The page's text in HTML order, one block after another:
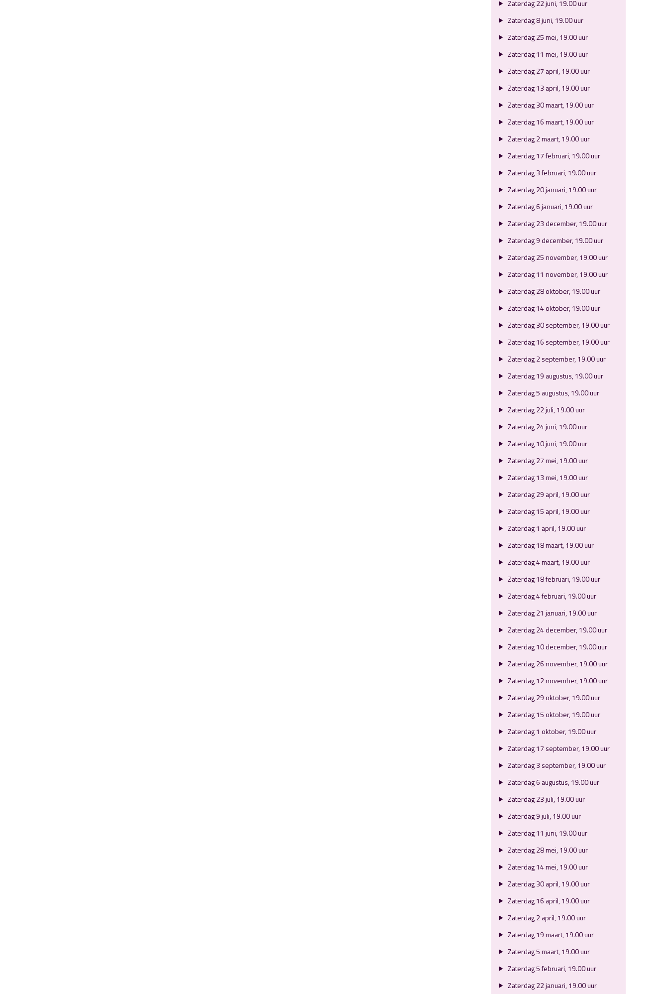
Zaterdag 22 juni, 19.00 uur
Zaterdag 8 juni, 19.00 uur
Zaterdag 25 mei, 19.00 uur
Zaterdag 11 mei, 19.00 uur
Zaterdag 27 april, 19.00 uur
Zaterdag 13 april, 19.00 uur
Zaterdag 30 maart, 19.00 uur
Zaterdag 16 maart, 19.00 uur
Zaterdag 2 maart, 19.00 uur
Zaterdag 17 februari, 19.00 uur
Zaterdag 3 februari, 19.00 uur
Zaterdag 20 januari, 19.00 uur
Zaterdag 6 januari, 19.00 uur
Zaterdag 23 december, 19.00 uur
Zaterdag 9 december, 19.00 uur
Zaterdag 25 november, 19.00 uur
Zaterdag 11 november, 19.00 uur
Zaterdag 28 oktober, 19.00 uur
Zaterdag 14 oktober, 19.00 uur
Zaterdag 30 september, 19.00 uur
Zaterdag 16 september, 19.00 uur
Zaterdag 2 september, 19.00 uur
Zaterdag 19 augustus, 19.00 uur
Zaterdag 5 augustus, 19.00 uur
Zaterdag 22 juli, 19.00 uur
Zaterdag 24 juni, 19.00 uur
Zaterdag 10 juni, 19.00 uur
Zaterdag 27 mei, 19.00 uur
Zaterdag 13 mei, 19.00 uur
Zaterdag 29 april, 19.00 uur
Zaterdag 15 april, 19.00 uur
Zaterdag 1 april, 19.00 uur
Zaterdag 18 maart, 19.00 uur
Zaterdag 4 maart, 19.00 uur
Zaterdag 18 februari, 19.00 uur
Zaterdag 4 februari, 19.00 uur
Zaterdag 21 januari, 19.00 uur
Zaterdag 24 december, 19.00 uur
Zaterdag 10 december, 19.00 uur
Zaterdag 26 november, 19.00 uur
Zaterdag 12 november, 19.00 uur
Zaterdag 29 oktober, 19.00 uur
Zaterdag 15 oktober, 19.00 uur
Zaterdag 1 oktober, 19.00 uur
Zaterdag 17 september, 19.00 uur
Zaterdag 3 september, 19.00 uur
Zaterdag 6 augustus, 19.00 uur
Zaterdag 23 juli, 19.00 uur
Zaterdag 9 juli, 19.00 uur
Zaterdag 11 juni, 19.00 uur
Zaterdag 28 mei, 19.00 uur
Zaterdag 14 mei, 19.00 uur
Zaterdag 30 april, 19.00 uur
Zaterdag 16 april, 19.00 uur
Zaterdag 2 april, 19.00 uur
Zaterdag 19 maart, 19.00 uur
Zaterdag 5 maart, 19.00 uur
Zaterdag 5 februari, 19.00 uur
Zaterdag 22 januari, 19.00 uur